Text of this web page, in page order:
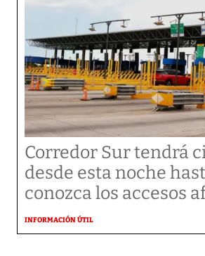
Corredor Sur tendrá
desde esta noche
conozca los accesos
INFORMACIÓN ÚTIL